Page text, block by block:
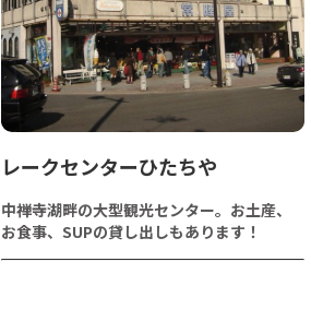
レークセンターひたちや
中禅寺湖畔の大型観光センター。お土産、
お食事、SUPの貸し出しもあります！